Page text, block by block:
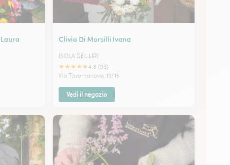
Clivia Di Morsilli Ivana
ISOLA DEL LIRI
★★★★★4.8 (93)
Via Tavernanova, 13/15
Vedi il negozio